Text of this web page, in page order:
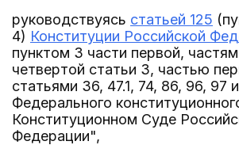
руководствуясь статьей 125
4) Конституции Российской
пунктом 3 части первой,
четвертой статьи 3, частью
статьями 36, 47.1, 74, 86, 96, 97
Федерального
Конституционном Суде
Федерации",